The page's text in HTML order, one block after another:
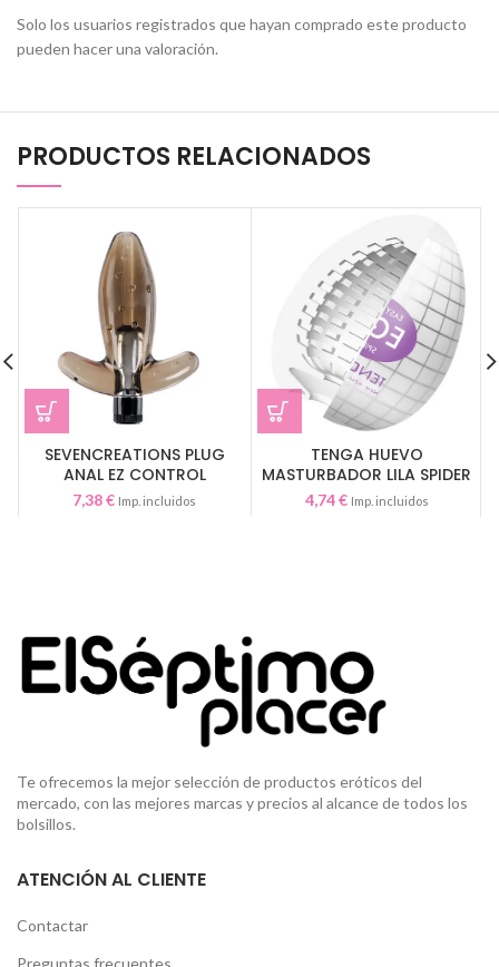
Solo los usuarios registrados que hayan comprado este producto
pueden hacer una valoración.
PRODUCTOS RELACIONADOS
SEVENCREATIONS PLUG
ANAL EZ CONTROL
ELECTRONICO
7,38€ Imp. incluidos
TENGA HUEVO
MASTURBADOR LILA SPIDER
4,74€ Imp. incluidos
Te ofrecemos la mejor selección de productos eróticos del
mercado, con las mejores marcas y precios al alcance de todos los
bolsillos.
ATENCIÓN AL CLIENTE
Contactar
Preguntas frecuentes